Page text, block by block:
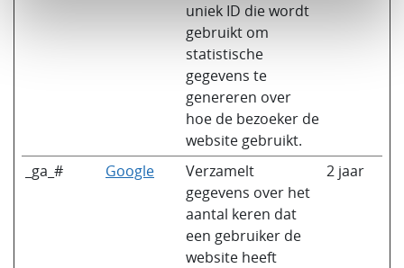
uniek ID die wordt
gebruikt om
statistische
gegevens te
genereren over
hoe de bezoeker de
website gebruikt.
_ga_# Google
Verzamelt
gegevens over het
aantal keren dat
een gebruiker de
website heeft
2 jaar